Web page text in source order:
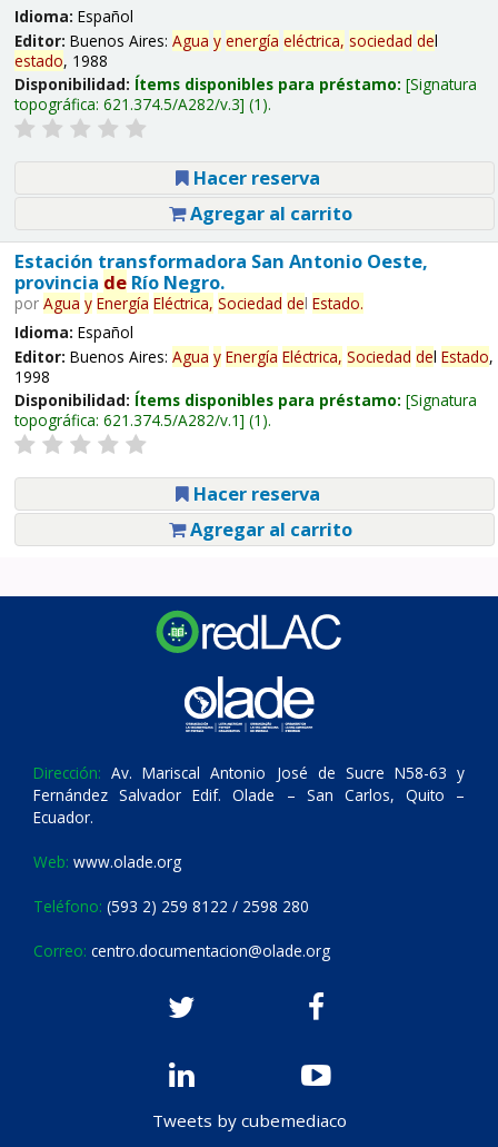
Idioma: Español
Editor: Buenos Aires: Agua y energía eléctrica, sociedad del
estado, 1988
Disponibilidad: Ítems disponibles para préstamo: Signatura
topográfica: 621.374.5/A282/v.3 (1).
Hacer reserva
Agregar al carrito
Estación transformadora San Antonio Oeste,
provincia deRío Negro.
por Agua y Energía Eléctrica, Sociedad del Estado.
Idioma: Español
Editor: Buenos Aires: Agua y Energía Eléctrica, Sociedad del Estado,
1998
Disponibilidad: Ítems disponibles para préstamo: Signatura
topográfica: 621.374.5/A282/v.1 (1).
Hacer reserva
Agregar al carrito
Dirección: Av. Mariscal Antonio José de Sucre N58-63 y
Fernández Salvador Edif. Olade – San Carlos, Quito –
Ecuador.
Web: www.olade.org
Teléfono: (593 2) 259 8122 / 2598 280
Correo: centro.documentacion@olade.org
Tweets by cubemediaco